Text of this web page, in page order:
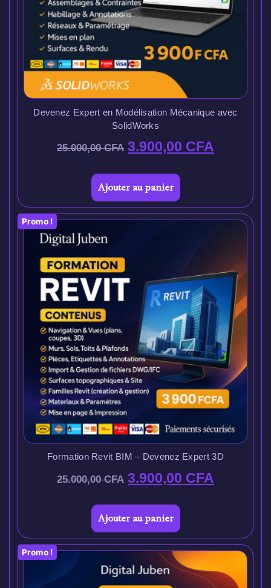
Devenez Expert en Modélisation Mécanique avec
SolidWorks
25.000,00CFA 3.900,00 CFA
Ajouter au panier
Promo !
Formation Revit BIM – Devenez Expert 3D
25.000,00CFA 3.900,00 CFA
Ajouter au panier
Promo !